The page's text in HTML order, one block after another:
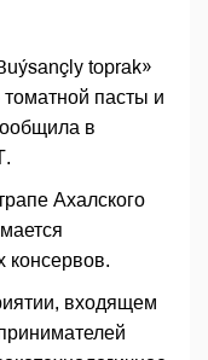
toprak»
пасты и
в
Ахалского
консервов.
входящем